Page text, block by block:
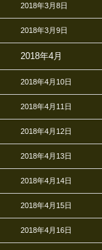
2018年3月8日
2018年3月9日
2018年4月
2018年4月10日
2018年4月11日
2018年4月12日
2018年4月13日
2018年4月14日
2018年4月15日
2018年4月16日